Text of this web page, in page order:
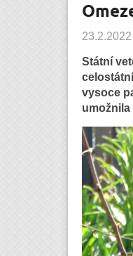
23.2.2022
Státní
vysoce
umožnila